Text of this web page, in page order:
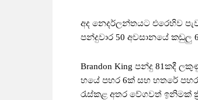
අද නෙදර්ලන්තයට එරෙහිව
පන්දුවාර 50 අවසානයේ කඩුලු
Brandon King පන්දු 81කදී
හයේ පහර 6ක් සහ හතරේ පහර
රැස්කළ අතර වේගවත් ඉනිමක්